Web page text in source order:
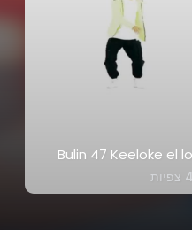
Bulin 47 Keeloke el
4 צפיות